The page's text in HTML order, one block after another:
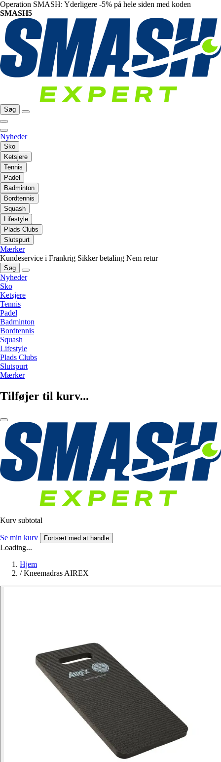
Operation SMASH: Yderligere -5% på hele siden med koden
SMASH5
Søg
Nyheder
Sko
Ketsjere
Tennis
Padel
Badminton
Bordtennis
Squash
Lifestyle
Plads Clubs
Slutspurt
Mærker
Kundeservice i Frankrig Sikker betaling Nem retur
Søg
Nyheder
Sko
Ketsjere
Tennis
Padel
Badminton
Bordtennis
Squash
Lifestyle
Plads Clubs
Slutspurt
Mærker
Tilføjer til kurv...
Kurv subtotal
Se min kurv Fortsæt med at handle
Loading...
Hjem
/ Kneemadras AIREX